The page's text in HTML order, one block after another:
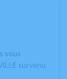
vous
survenu